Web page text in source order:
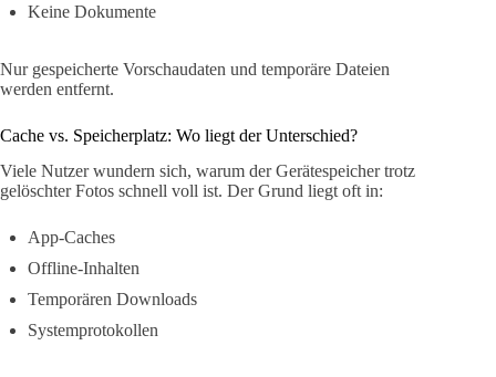
Keine Dokumente
Nur gespeicherte Vorschaudaten und temporäre Dateien
werden entfernt.
Cache vs. Speicherplatz: Wo liegt der Unterschied?
Viele Nutzer wundern sich, warum der Gerätespeicher trotz
gelöschter Fotos schnell voll ist. Der Grund liegt oft in:
App-Caches
Offline-Inhalten
Temporären Downloads
Systemprotokollen